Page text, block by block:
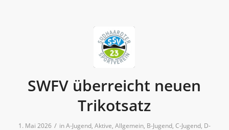
SWFV überreicht neuen
Trikotsatz
1. Mai 2026 / inA-Jugend, Aktive, Allgemein, B-Jugend, C-Jugend, D-